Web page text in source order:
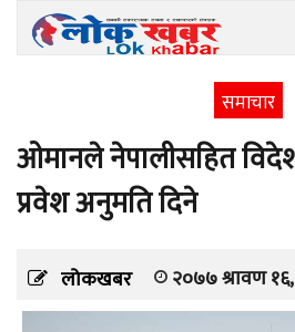
समाचार
ओमानले नेपालीसहित
प्रवेश अनुमति दिने
लोकखबर २०७७ श्रावण